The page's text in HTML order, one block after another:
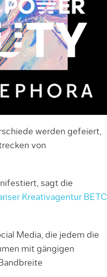
werden gefeiert,
von
sagt die
Kreativagentur BETC
Media, die jedem die
mit gängigen